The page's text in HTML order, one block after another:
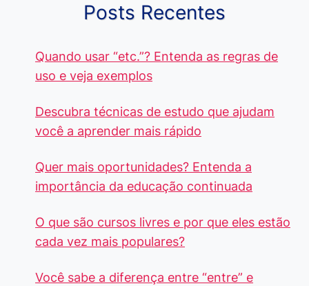
Posts Recentes
Quando usar “etc.”? Entenda as regras de
uso e veja exemplos
Descubra técnicas de estudo que ajudam
você a aprender mais rápido
Quer mais oportunidades? Entenda a
importância da educação continuada
O que são cursos livres e por que eles estão
cada vez mais populares?
Você sabe a diferença entre “entre” e